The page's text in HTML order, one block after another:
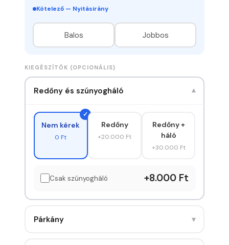
Kötelező — Nyitásirány
Balos Jobbos
KIEGÉSZÍTŐK (OPCIONÁLIS)
Redőny és szúnyogháló ▾
Nem kérek
0 Ft
Redőny
+20.000 Ft
Redőny +
háló
+30.000 Ft
Csak szúnyogháló +8.000 Ft
Párkány ▾